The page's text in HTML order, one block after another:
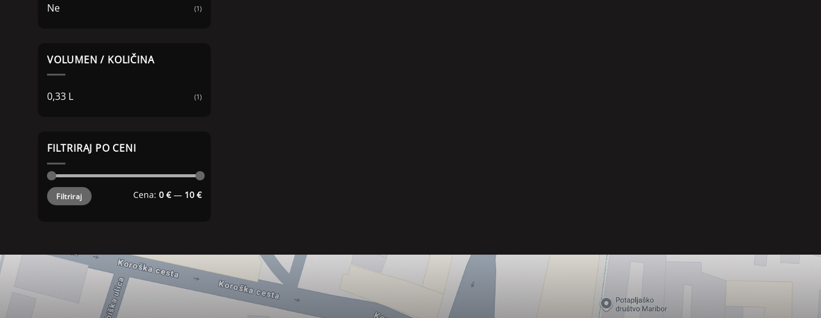
Ne (1)
VOLUMEN / KOLIČINA
0,33 L (1)
FILTRIRAJ PO CENI
Min
cena
Max
cenaFiltriraj Cena: 0 €— 10 €